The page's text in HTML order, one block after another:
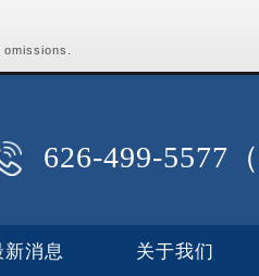
626-499-5577
新消息 关于我们